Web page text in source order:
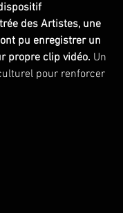
des Artistes, une
pu enregistrer un
propre clip vidéo. Un
pour renforcer